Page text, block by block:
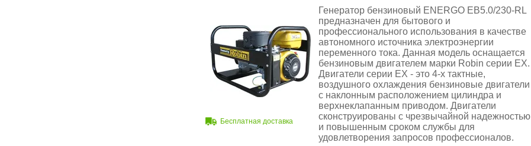
Бесплатная доставка
Генератор бензиновый ENERGO EB5.0/230-RL
предназначен для бытового и
профессионального использования в качестве
автономного источника электроэнергии
переменного тока. Данная модель оснащается
бензиновым двигателем марки Robin серии EX.
Двигатели серии ЕХ - это 4-х тактные,
воздушного охлаждения бензиновые двигатели
с наклонным расположением цилиндра и
верхнеклапанным приводом. Двигатели
сконструированы с чрезвычайной надежностью
и повышенным сроком службы для
удовлетворения запросов профессионалов.